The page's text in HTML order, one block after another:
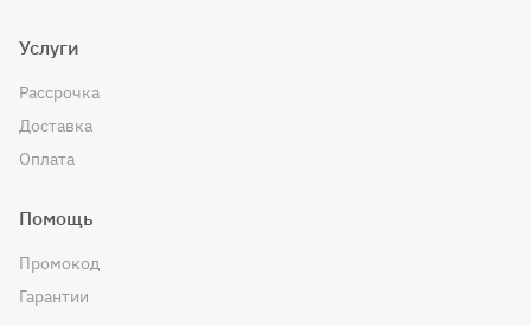
Услуги
Рассрочка
Доставка
Оплата
Помощь
Промокод
Гарантии